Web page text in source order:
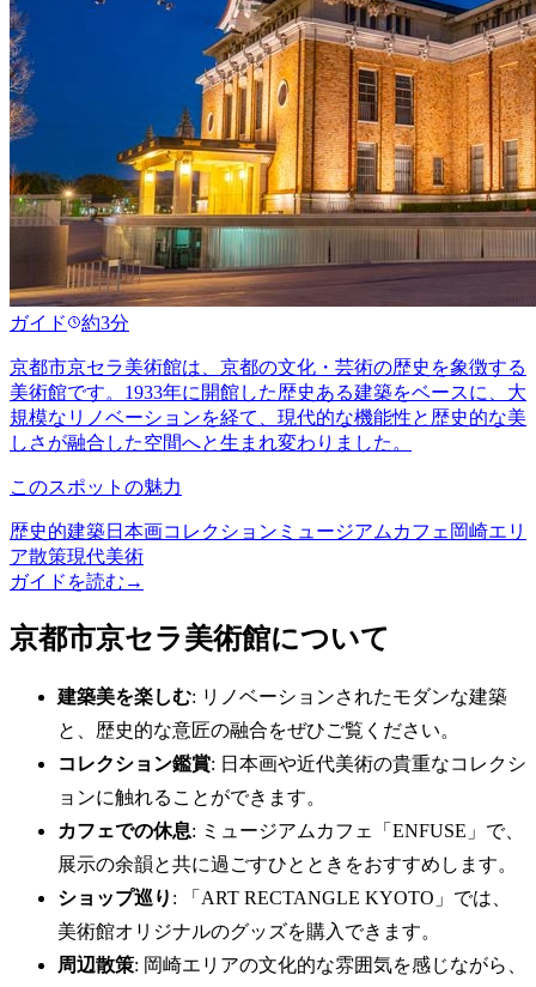
ガイド 約3分
京都市京セラ美術館は、京都の文化・芸術の歴史を象徴する
美術館です。1933年に開館した歴史ある建築をベースに、大
規模なリノベーションを経て、現代的な機能性と歴史的な美
しさが融合した空間へと生まれ変わりました。
このスポットの魅力
歴史的建築日本画コレクション ミュージアムカフェ 岡崎エリ
ア散策現代美術
ガイドを読む →
京都市京セラ美術館について
建築美を楽しむ: リノベーションされたモダンな建築
と、歴史的な意匠の融合をぜひご覧ください。
コレクション鑑賞: 日本画や近代美術の貴重なコレクシ
ョンに触れることができます。
カフェでの休息: ミュージアムカフェ「ENFUSE」で、
展示の余韻と共に過ごすひとときをおすすめします。
ショップ巡り : 「ART RECTANGLE KYOTO」では、
美術館オリジナルのグッズを購入できます。
周辺散策: 岡崎エリアの文化的な雰囲気を感じながら、